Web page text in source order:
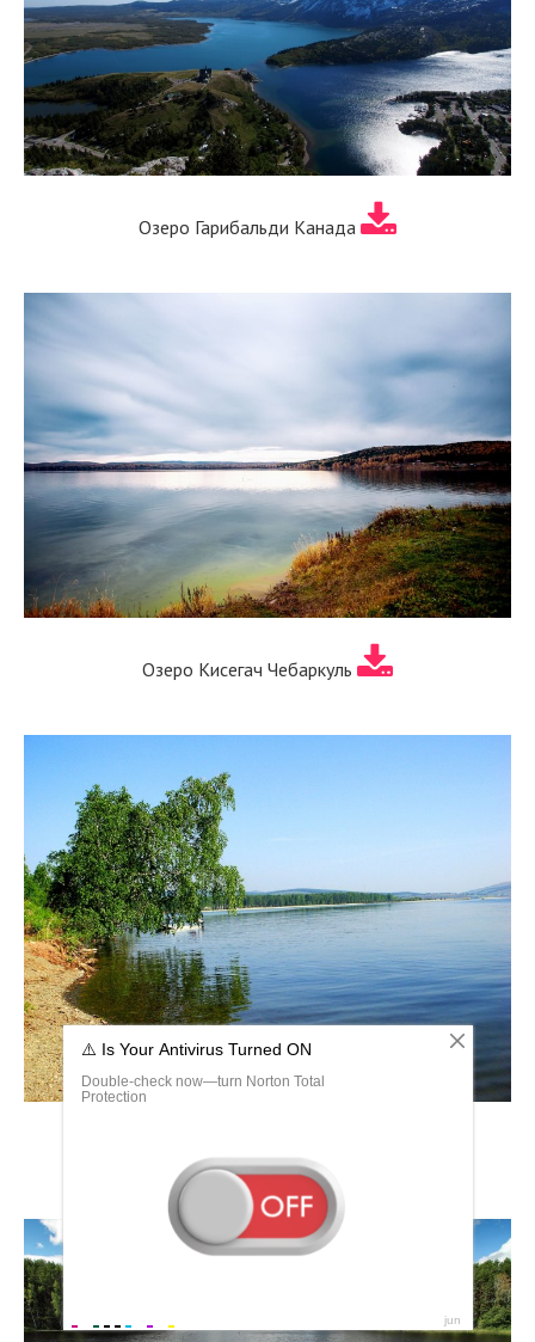
Озеро Гарибальди Канада
Озеро Кисегач Чебаркуль
Ильменский заповедник озеро Кисегач